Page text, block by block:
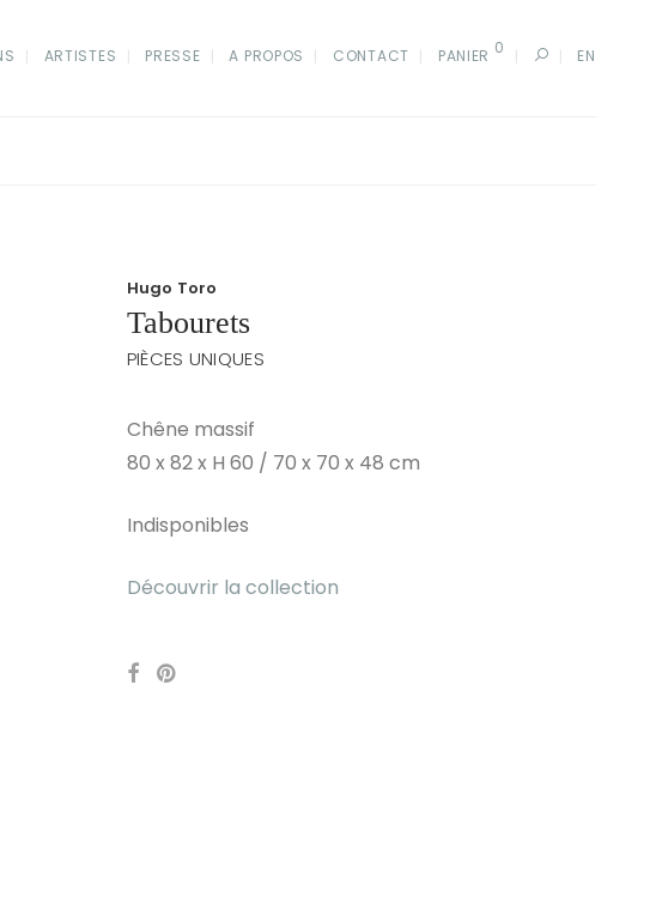
ARTISTES PRESSE A PROPOS CONTACT PANIER 0 EN
Hugo Toro
Tabourets
PIÈCES UNIQUES
Chêne massif
80 x 82 x H 60 / 70 x 70 x 48 cm
Indisponibles
Découvrir la collection